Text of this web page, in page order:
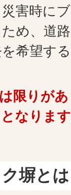
害時に
め、道
希望す
限りが
なります
塀とは